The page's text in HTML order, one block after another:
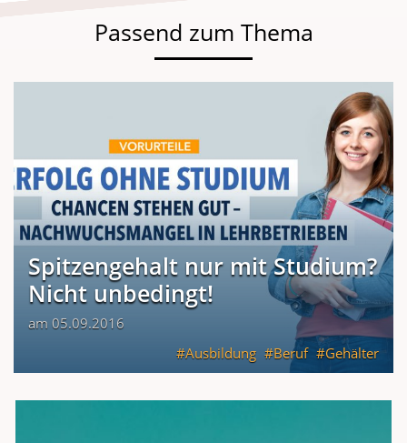
Passend zum Thema
Spitzengehalt nur mit Studium?
Nicht unbedingt!
am 05.09.2016
Ausbildung
Beruf Gehälter